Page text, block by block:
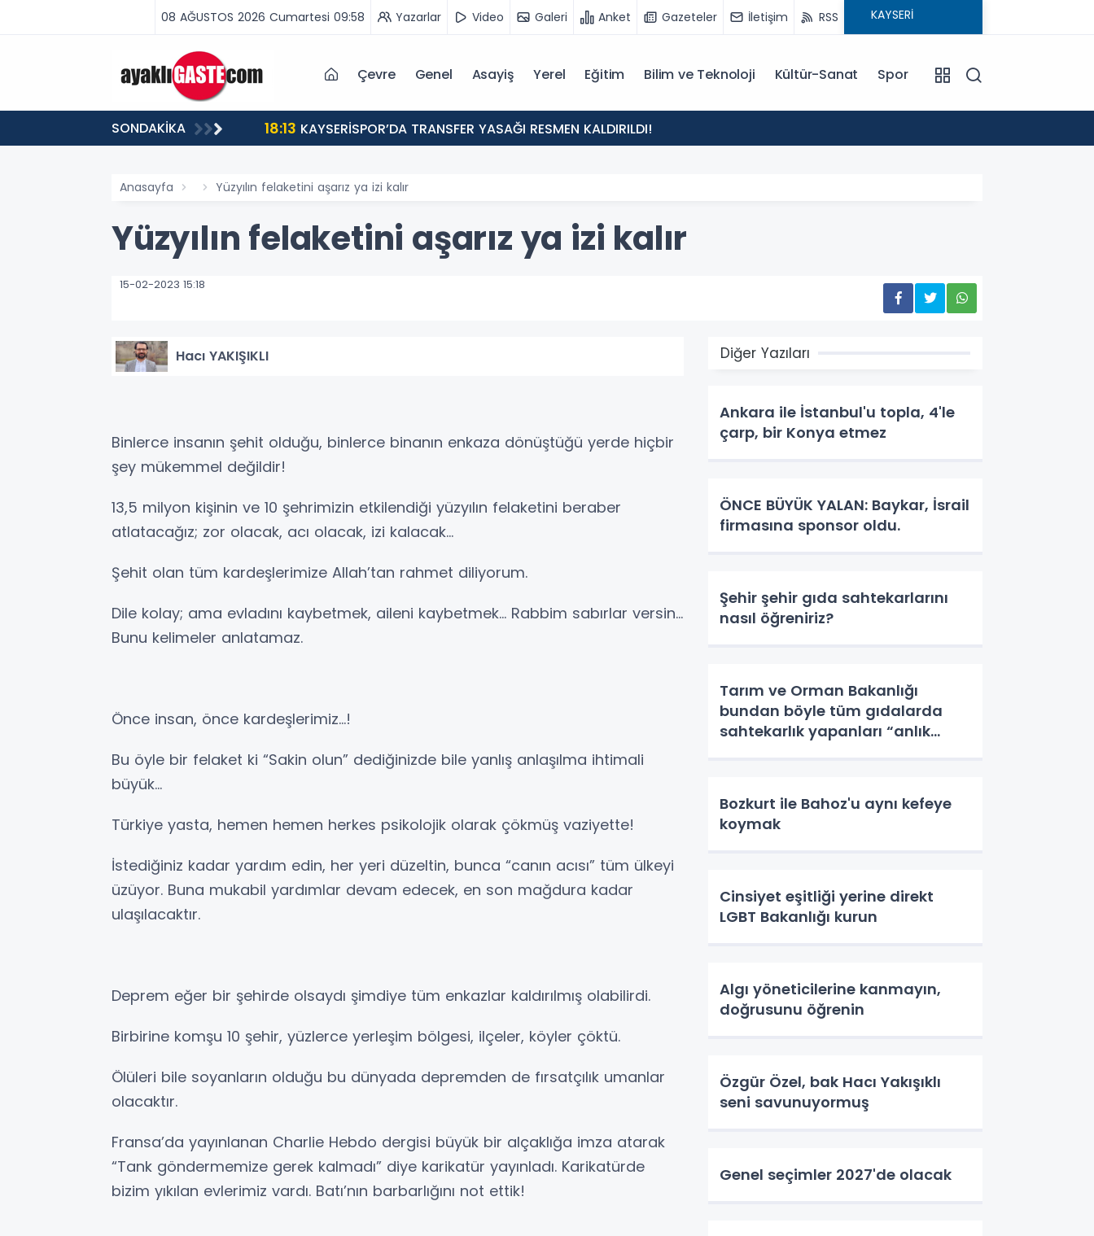
08 AĞUSTOS 2026 Cumartesi 09:58 Yazarlar Video Galeri Anket Gazeteler İletişim RSS
Çevre Genel Asayiş Yerel Eğitim Bilim ve Teknoloji Kültür-Sanat Spor
SONDAKİKA
VAR, MÜCADELE VAR!” 18:13 KAYSERİSPOR’DA TRANSFER YASAĞI RESMEN KALDIRILDI!
Anasayfa Yüzyılın felaketini aşarız ya izi kalır
Yüzyılın felaketini aşarız ya izi kalır
15-02-2023 15:18
Hacı YAKIŞIKLI
Binlerce insanın şehit olduğu, binlerce binanın enkaza dönüştüğü yerde hiçbir
şey mükemmel değildir!
13,5 milyon kişinin ve 10 şehrimizin etkilendiği yüzyılın felaketini beraber
atlatacağız; zor olacak, acı olacak, izi kalacak…
Şehit olan tüm kardeşlerimize Allah’tan rahmet diliyorum.
Dile kolay; ama evladını kaybetmek, aileni kaybetmek… Rabbim sabırlar versin…
Bunu kelimeler anlatamaz.
Önce insan, önce kardeşlerimiz...!
Bu öyle bir felaket ki “Sakin olun” dediğinizde bile yanlış anlaşılma ihtimali
büyük…
Türkiye yasta, hemen hemen herkes psikolojik olarak çökmüş vaziyette!
İstediğiniz kadar yardım edin, her yeri düzeltin, bunca “canın acısı” tüm ülkeyi
üzüyor. Buna mukabil yardımlar devam edecek, en son mağdura kadar
ulaşılacaktır.
Deprem eğer bir şehirde olsaydı şimdiye tüm enkazlar kaldırılmış olabilirdi.
Birbirine komşu 10 şehir, yüzlerce yerleşim bölgesi, ilçeler, köyler çöktü.
Ölüleri bile soyanların olduğu bu dünyada depremden de fırsatçılık umanlar
olacaktır.
Fransa’da yayınlanan Charlie Hebdo dergisi büyük bir alçaklığa imza atarak
“Tank göndermemize gerek kalmadı” diye karikatür yayınladı. Karikatürde
bizim yıkılan evlerimiz vardı. Batı’nın barbarlığını not ettik!
Diğer Yazıları
Ankara ile İstanbul'u topla, 4'le
çarp, bir Konya etmez
ÖNCE BÜYÜK YALAN: Baykar, İsrail
firmasına sponsor oldu.
Şehir şehir gıda sahtekarlarını
nasıl öğreniriz?
Tarım ve Orman Bakanlığı
bundan böyle tüm gıdalarda
sahtekarlık yapanları “anlık
Bozkurt ile Bahoz'u aynı kefeye
koymak
Cinsiyet eşitliği yerine direkt
LGBT Bakanlığı kurun
Algı yöneticilerine kanmayın,
doğrusunu öğrenin
Özgür Özel, bak Hacı Yakışıklı
seni savunuyormuş
Genel seçimler 2027'de olacak